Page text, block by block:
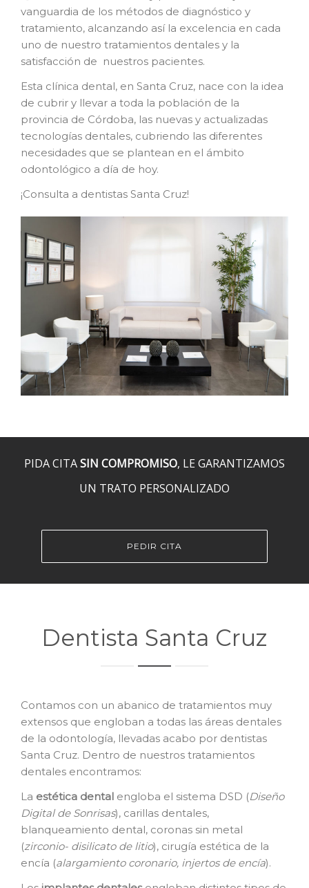
vanguardia de los métodos de diagnóstico y
tratamiento, alcanzando así la excelencia en cada
uno de nuestro tratamientos dentales y la
satisfacción de nuestros pacientes.
Esta clínica dental, en Santa Cruz, nace con la idea
de cubrir y llevar a toda la población de la
provincia de Córdoba, las nuevas y actualizadas
tecnologías dentales, cubriendo las diferentes
necesidades que se plantean en el ámbito
odontológico a día de hoy.
¡Consulta a dentistas Santa Cruz!
PIDA CITASIN COMPROMISO, LE GARANTIZAMOS
UN TRATO PERSONALIZADO
PEDIR CITA
Dentista Santa Cruz
Contamos con un abanico de tratamientos muy
extensos que engloban a todas las áreas dentales
de la odontología, llevadas acabo por dentistas
Santa Cruz. Dentro de nuestros tratamientos
dentales encontramos:
La estética dental engloba el sistema DSD (Diseño
Digital de Sonrisas), carillas dentales,
blanqueamiento dental, coronas sin metal
(zirconio- disilicato de litio), cirugía estética de la
encía (alargamiento coronario, injertos de encía).